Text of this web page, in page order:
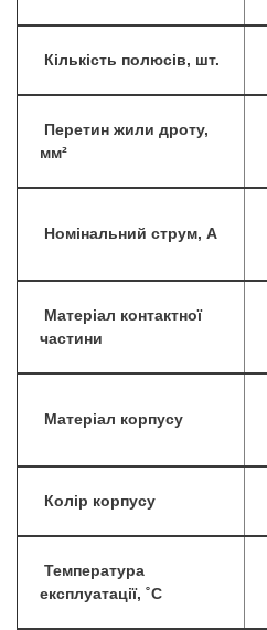
Кількість полюсів, шт.
Перетин жили дроту,
мм²
Номінальний струм, А
Матеріал контактної
частини
Матеріал корпусу
Колір корпусу
Температура
експлуатації, ˚С